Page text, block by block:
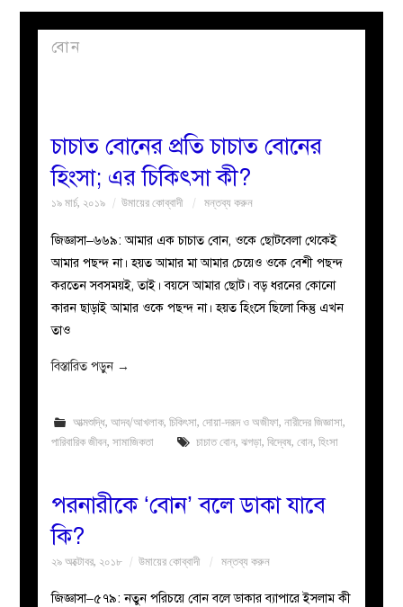
প্রবন্ধ
নারীদের
পাতা
মজলিস
প্রশ্ন
করুন
বোন
চাচাত বোনের প্রতি চাচাত বোনের
হিংসা; এর চিকিৎসা কী?
১৯ মার্চ, ২০১৯ উমায়ের কোব্বাদী মন্তব্য করুন
জিজ্ঞাসা–৬৬৯: আমার এক চাচাত বোন, ওকে ছোটবেলা থেকেই
আমার পছন্দ না। হয়ত আমার মা আমার চেয়েও ওকে বেশী পছন্দ
করতেন সবসময়ই, তাই। বয়সে আমার ছোট। বড় ধরনের কোনো
কারন ছাড়াই আমার ওকে পছন্দ না। হয়ত হিংসে ছিলো কিন্তু এখন
তাও
বিস্তারিত পড়ুন →
আত্মশুদ্ধি, আদব/আখলাক, চিকিৎসা, দোয়া-দরূদ ও অজীফা, নারীদের জিজ্ঞাসা,
পারিবারিক জীবন,সামাজিকতা চাচাত বোন, ঝগড়া, বিদ্বেষ, বোন, হিংসা
পরনারীকে ‘বোন’ বলে ডাকা যাবে
কি?
২৯ অক্টোবর, ২০১৮ উমায়ের কোব্বাদী মন্তব্য করুন
জিজ্ঞাসা–৫৭৯: নতুন পরিচয়ে বোন বলে ডাকার ব্যাপারে ইসলাম কী